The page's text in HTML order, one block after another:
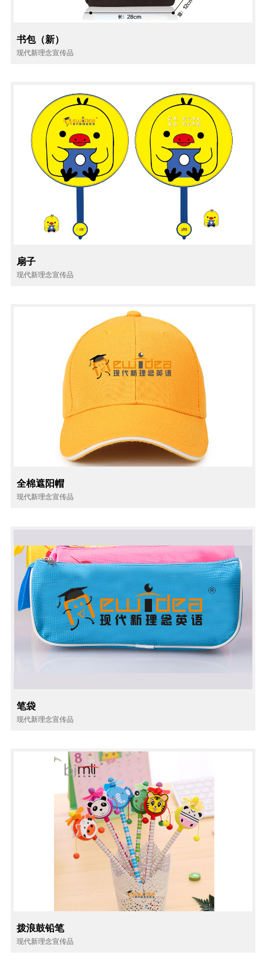
书包（新）
现代新理念宣传品
扇子
现代新理念宣传品
全棉遮阳帽
现代新理念宣传品
笔袋
现代新理念宣传品
拨浪鼓铅笔
现代新理念宣传品